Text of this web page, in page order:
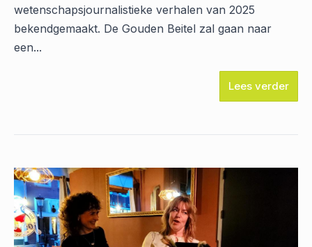
wetenschapsjournalistieke verhalen van 2025
bekendgemaakt. De Gouden Beitel zal gaan naar
een...
Lees verder